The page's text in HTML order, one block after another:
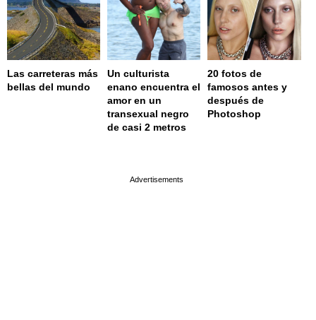
Las carreteras más
bellas del mundo
Un culturista
enano encuentra el
amor en un
transexual negro
de casi 2 metros
20 fotos de
famosos antes y
después de
Photoshop